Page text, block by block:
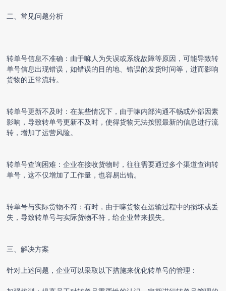
二、常见问题分析
转单号信息不准确：由于嘛人为失误或系统故障等原因，可能导致转
单号信息出现错误，如错误的目的地、错误的发货时间等，进而影响
货物的正常流转。
转单号更新不及时：在某些情况下，由于嘛内部沟通不畅或外部因素
影响，导致转单号更新不及时，使得货物无法按照最新的信息进行流
转，增加了运营风险。
转单号查询困难：企业在接收货物时，往往需要通过多个渠道查询转
单号，这不仅增加了工作量，也容易出错。
转单号与实际货物不符：有时，由于嘛货物在运输过程中的损坏或丢
失，导致转单号与实际货物不符，给企业带来损失。
三、解决方案
针对上述问题，企业可以采取以下措施来优化转单号的管理：